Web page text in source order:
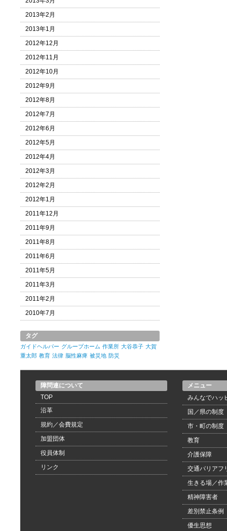
2013年2月
2013年1月
2012年12月
2012年11月
2012年10月
2012年9月
2012年8月
2012年7月
2012年6月
2012年5月
2012年4月
2012年3月
2012年2月
2012年1月
2011年12月
2011年9月
2011年8月
2011年6月
2011年5月
2011年3月
2011年2月
2010年7月
タグ
ガイドヘルパー グループホーム 作業所 大谷恭子 大賀
重太郎 教育 法律 脳性麻痺 被災地 防災
障問連について
TOP
沿革
規約／会費規定
加盟団体
役員体制
リンク
メニュー
みんなでハッ
国／県の制度
市・町の制度
教育
介護保障
交通バリアフ
生きる場／作
精神障害者
差別禁止条例
優生思想